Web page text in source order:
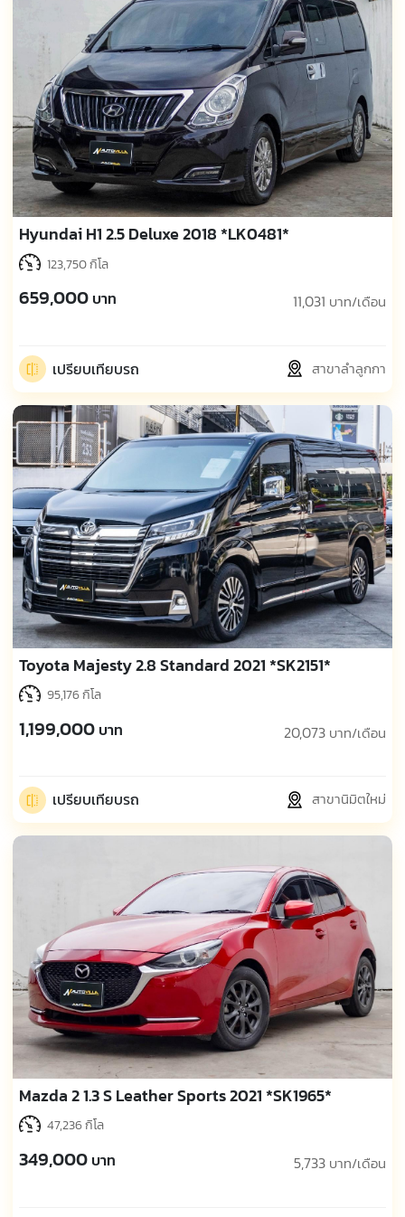
Hyundai H1 2.5 Deluxe 2018 *LK0481*
123,750 กิโล
659,000 บาท 11,031 บาท/เดือน
เปรียบเทียบรถ สาขาลำลูกกา
Toyota Majesty 2.8 Standard 2021 *SK2151*
95,176 กิโล
1,199,000 บาท 20,073 บาท/เดือน
เปรียบเทียบรถ สาขานิมิตใหม่
Mazda 2 1.3 S Leather Sports 2021 *SK1965*
47,236 กิโล
349,000 บาท 5,733 บาท/เดือน